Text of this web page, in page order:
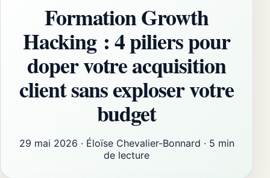
Formation Growth
Hacking : 4 piliers pour
doper votre acquisition
client sans exploser votre
budget
29 mai 2026 · Éloïse Chevalier-Bonnard · 5 min
de lecture